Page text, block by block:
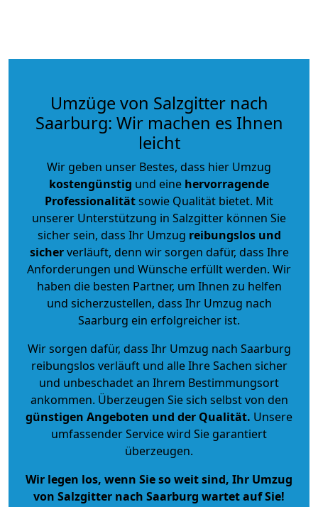
Umzüge von Salzgitter nach
Saarburg: Wir machen es Ihnen
leicht
Wir geben unser Bestes, dass hier Umzug
kostengünstig und eine hervorragende
Professionalitätsowie Qualität bietet. Mit
unserer Unterstützung in Salzgitter können Sie
sicher sein, dass Ihr Umzug reibungslos und
sicherverläuft, denn wir sorgen dafür, dass Ihre
Anforderungen und Wünsche erfüllt werden. Wir
haben die besten Partner, um Ihnen zu helfen
und sicherzustellen, dass Ihr Umzug nach
Saarburg ein erfolgreicher ist.
Wir sorgen dafür, dass Ihr Umzug nach Saarburg
reibungslos verläuft und alle Ihre Sachen sicher
und unbeschadet an Ihrem Bestimmungsort
ankommen. Überzeugen Sie sich selbst von den
günstigen Angeboten und der Qualität. Unsere
umfassender Service wird Sie garantiert
überzeugen.
Wir legen los, wenn Sie so weit sind, Ihr Umzug
von Salzgitter nach Saarburg wartet auf Sie!